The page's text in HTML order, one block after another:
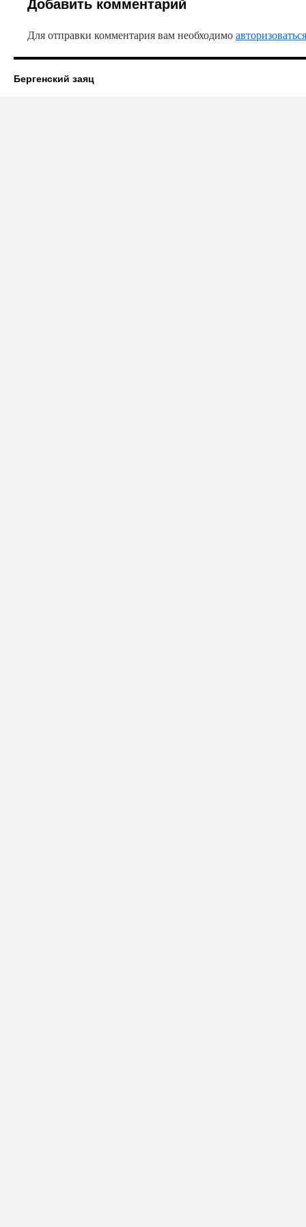
Для отправки комментария вам необходимоавторизоваться
Бергенский заяц